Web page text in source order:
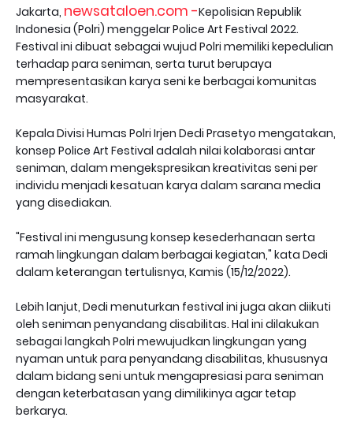
Jakarta, newsataloen.com -Kepolisian Republik
Indonesia (Polri) menggelar Police Art Festival 2022.
Festival ini dibuat sebagai wujud Polri memiliki kepedulian
terhadap para seniman, serta turut berupaya
mempresentasikan karya seni ke berbagai komunitas
masyarakat.
Kepala Divisi Humas Polri Irjen Dedi Prasetyo mengatakan,
konsep Police Art Festival adalah nilai kolaborasi antar
seniman, dalam mengekspresikan kreativitas seni per
individu menjadi kesatuan karya dalam sarana media
yang disediakan.
"Festival ini mengusung konsep kesederhanaan serta
ramah lingkungan dalam berbagai kegiatan," kata Dedi
dalam keterangan tertulisnya, Kamis (15/12/2022).
Lebih lanjut, Dedi menuturkan festival ini juga akan diikuti
oleh seniman penyandang disabilitas. Hal ini dilakukan
sebagai langkah Polri mewujudkan lingkungan yang
nyaman untuk para penyandang disabilitas, khususnya
dalam bidang seni untuk mengapresiasi para seniman
dengan keterbatasan yang dimilikinya agar tetap
berkarya.